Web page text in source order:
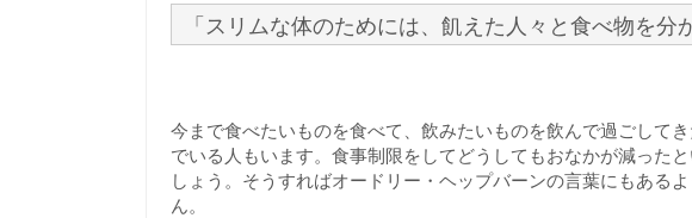
「スリムな体のためには、飢えた人々と食べ物を分
今まで食べたいものを食べて、飲みたいものを飲んで過ごして
でいる人もいます。食事制限をしてどうしてもおなかが減った
しょう。そうすればオードリー・ヘップバーンの言葉にもある
ん。